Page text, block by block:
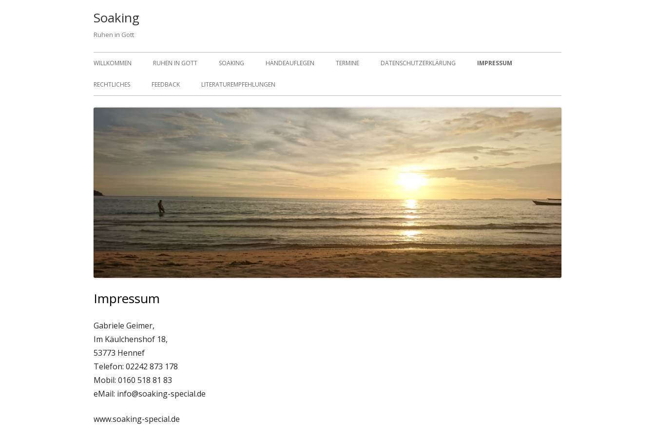
Soaking
Ruhen in Gott
Primäres
Menü
WILLKOMMEN RUHEN IN GOTT SOAKING HÄNDEAUFLEGEN TERMINE DATENSCHUTZERKLÄRUNG IMPRESSUM
RECHTLICHES FEEDBACK LITERATUREMPFEHLUNGEN
Impressum
Gabriele Geimer,
Im Käulchenshof 18,
53773 Hennef
Telefon: 02242 873 178
Mobil: 0160 518 81 83
eMail: info@soaking-special.de
www.soaking-special.de